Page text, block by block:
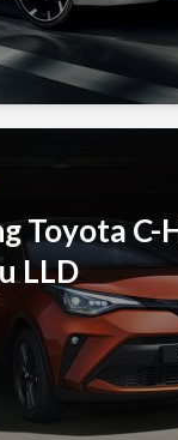
Toyota C-
LLD